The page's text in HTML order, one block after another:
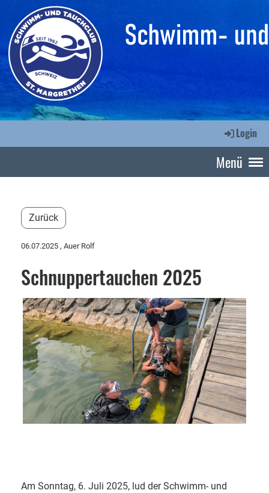
Login
Menü
Zurück
06.07.2025 , Auer Rolf
Schnuppertauchen 2025
Am Sonntag, 6. Juli 2025, lud der Schwimm- und